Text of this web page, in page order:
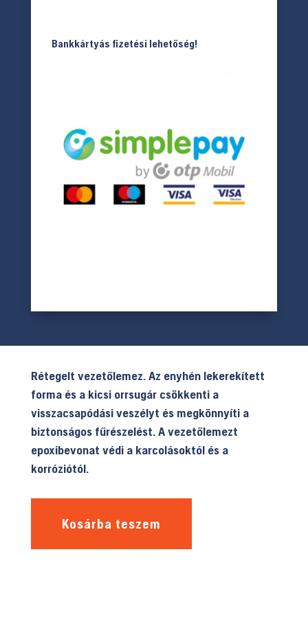
Bankkártyás fizetési lehetőség!
Rétegelt vezetőlemez. Az enyhén lekerekített
forma és a kicsi orrsugár csökkenti a
visszacsapódási veszélyt és megkönnyíti a
biztonságos fűrészelést. A vezetőlemezt
epoxibevonat védi a karcolásoktól és a
korróziótól.
Kosárba teszem